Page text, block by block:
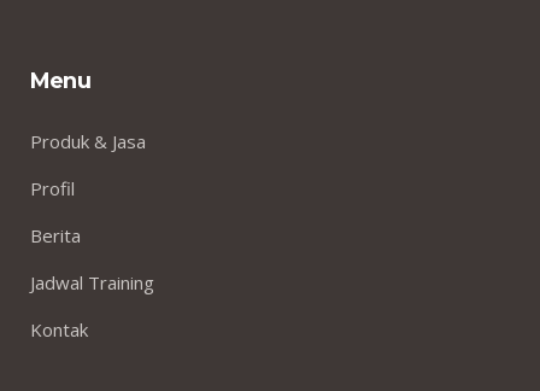
Menu
Produk & Jasa
Profil
Berita
Jadwal Training
Kontak